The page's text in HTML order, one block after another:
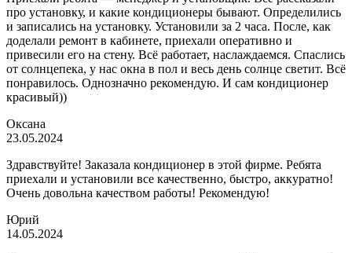
про установку, и какие кондиционеры бывают. Определились
и записались на установку. Установили за 2 часа. После, как
доделали ремонт в кабинете, приехали оперативно и
привесили его на стену. Всё работает, наслаждаемся. Спаслись
от солнцепека, у нас окна в пол и весь день солнце светит. Всё
понравилось. Однозначно рекомендую. И сам кондиционер
красивый))
Оксана
23.05.2024
Здравствуйте! Заказала кондиционер в этой фирме. Ребята
приехали и установили все качественно, быстро, аккуратно!
Очень довольна качеством работы! Рекомендую!
Юрий
14.05.2024